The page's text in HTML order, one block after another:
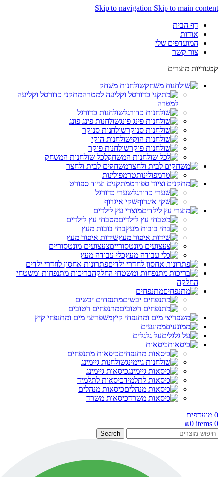
Skip to navigation Skip to main content
דף הבית
אודות
המועדפים שלי
צור קשר
קטגוריות מוצרים
שולחנות משחק
מתקני כדורסל וקליעה
למטרה
שולחנות כדורגל
שולחנות פינג פונג
שולחנות סנוקר
שולחנות הוקי
שולחנות פוקר
לכל שולחנות המשחק
משחקים לבית ולחצר
טרמפולינות
מתקנים וציוד ספורט
שערי כדורגל
שקי איגרוף
מוצרי עץ לילדים
מטבחי עץ לילדים
בתי בובות מעץ
שידות איפור מעץ
צעצועים מונטסוריים
כלי עבודה מעץ
פתרונות אחסון לחדרי ילדים
בריכות מתנפחות ומשטחי
החלקה
מתנפחים
מתנפחים יבשים
מתנפחים רטובים
משפריצי מים ומתנפחי קיץ
ממונעים
על גלגלים
כיסאות
כיסאות מתנפחים
שולחנות גיימינג
כיסאות גיימינג
כיסאות לתלמיד
כיסאות מנהלים
כיסאות משרד
0 מועדפים
0
items
₪0
Search